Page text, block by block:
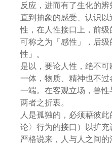
反应，进而有了生化的辨
直到抽象的感受、认识
性，在人性接口上，前级
可称之为「感性」，后
性」。
是以，要论人性，绝不
一体，物质、精神也不过
一端。在客观立场，兽
两者之折衷。
人是孤独的，必须藉彼
论〉行为的接口）以扩充
严格说来，人与人之间